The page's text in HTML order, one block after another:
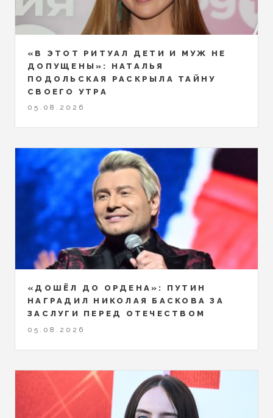
«В ЭТОТ РИТУАЛ ДЕТИ И МУЖ НЕ
ДОПУЩЕНЫ»: НАТАЛЬЯ
ПОДОЛЬСКАЯ РАСКРЫЛА ТАЙНУ
СВОЕГО УТРА
05.08.2026
«ДОШЁЛ ДО ОРДЕНА»: ПУТИН
НАГРАДИЛ НИКОЛАЯ БАСКОВА ЗА
ЗАСЛУГИ ПЕРЕД ОТЕЧЕСТВОМ
05.08.2026